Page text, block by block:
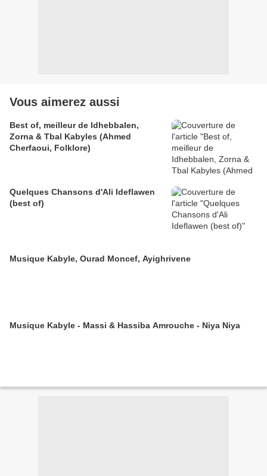
Vous aimerez aussi
Best of, meilleur de Idhebbalen,
Zorna & Tbal Kabyles (Ahmed
Cherfaoui, Folklore)
Quelques Chansons d'Ali Ideflawen
(best of)
Musique Kabyle, Ourad Moncef, Ayighrivene
Musique Kabyle - Massi & Hassiba Amrouche - Niya Niya